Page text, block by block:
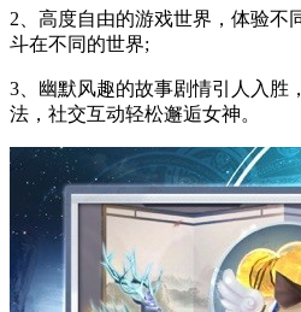
2、高度自由的游戏世界，体验不
斗在不同的世界;
3、幽默风趣的故事剧情引人入胜
法，社交互动轻松邂逅女神。